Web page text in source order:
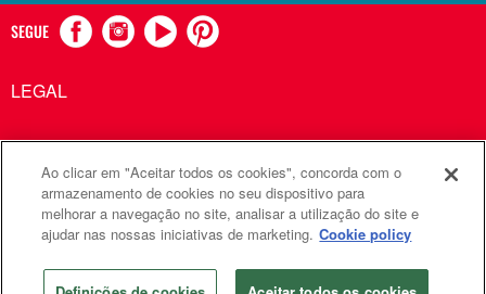
SEGUE
LEGAL
Comunicações Metodistas Unidas é uma agência da Igreja
Metodista Unida
©2026 Comunicações Metodistas Unidas. Todos os direitos
reservados
Ao clicar em "Aceitar todos os cookies", concorda com o
armazenamento de cookies no seu dispositivo para
melhorar a navegação no site, analisar a utilização do site e
ajudar nas nossas iniciativas de marketing. Cookie policy